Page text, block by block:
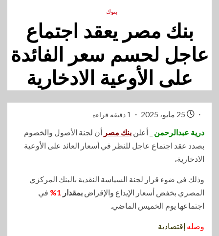
بنوك
بنك مصر يعقد اجتماع
عاجل لحسم سعر الفائدة
على الأوعية الادخارية
1 دقيقة قراءة
درية عبدالرحمن _ أعلن بنك مصر أن لجنة الأصول والخصوم
بصدد عقد اجتماع عاجل للنظر في أسعار العائد على الأوعية
الادخارية،
وذلك في ضوء قرار لجنة السياسة النقدية بالبنك المركزي
المصري بخفض أسعار الإيداع والإقراض بمقدار
في
اجتماعها يوم الخميس الماضي.
وصله إقتصادية